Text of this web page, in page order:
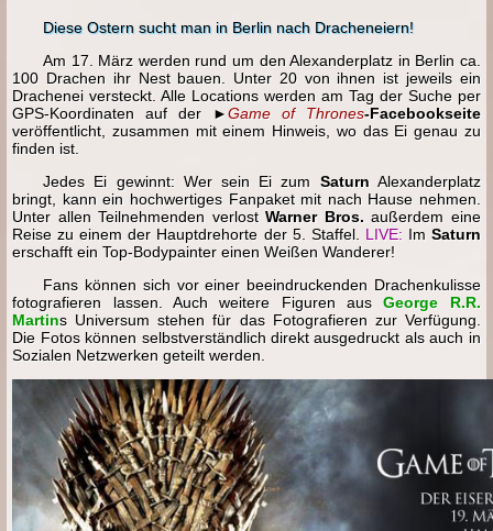
Diese Ostern sucht man in Berlin nach Dracheneiern!
Am 17. März werden rund um den Alexanderplatz in Berlin ca.
100 Drachen ihr Nest bauen. Unter 20 von ihnen ist jeweils ein
Drachenei versteckt. Alle Locations werden am Tag der Suche per
GPS-Koordinaten auf der ►Game of Thrones-Facebookseite
veröffentlicht, zusammen mit einem Hinweis, wo das Ei genau zu
finden ist.
Jedes Ei gewinnt: Wer sein Ei zum Saturn Alexanderplatz
bringt, kann ein hochwertiges Fanpaket mit nach Hause nehmen.
Unter allen Teilnehmenden verlostWarner Bros. außerdem eine
Reise zu einem der Hauptdrehorte der 5. Staffel. LIVE: Im Saturn
erschafft ein Top-Bodypainter einen Weißen Wanderer!
Fans können sich vor einer beeindruckenden Drachenkulisse
fotografieren lassen. Auch weitere Figuren ausGeorge R.R.
Martins Universum stehen für das Fotografieren zur Verfügung.
Die Fotos können selbstverständlich direkt ausgedruckt als auch in
Sozialen Netzwerken geteilt werden.